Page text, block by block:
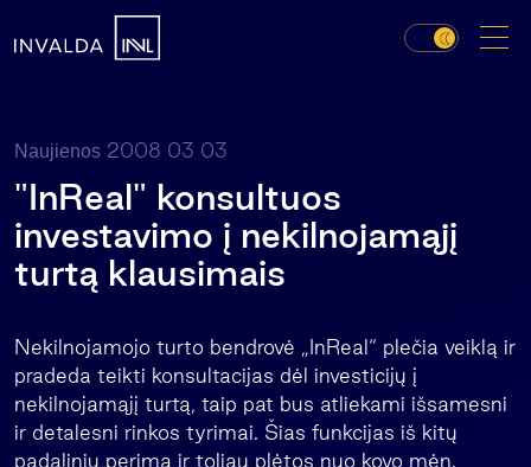
Naujienos 2008 03 03
"InReal" konsultuos
investavimo į nekilnojamąjį
turtą klausimais
Nekilnojamojo turto bendrovė „InReal“ plečia veiklą ir
pradeda teikti konsultacijas dėl investicijų į
nekilnojamąjį turtą, taip pat bus atliekami išsamesni
ir detalesni rinkos tyrimai. Šias funkcijas iš kitų
padalinių perima ir toliau plėtos nuo kovo mėn.